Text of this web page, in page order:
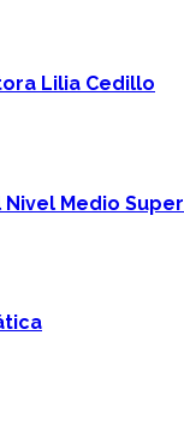
Lilia Cedillo
Medio